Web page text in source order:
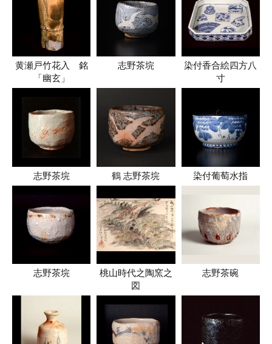
黄瀬戸竹花入 銘
「幽玄」
志野茶垸
染付香合絵四方八
寸
志野茶垸 鶴 志野茶垸 染付葡萄水指
志野茶垸
桃山時代之陶窯之
図
志野茶碗